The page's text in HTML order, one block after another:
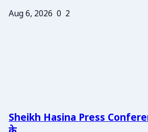
Aug 6, 2026 0 2
Sheikh Hasina Press